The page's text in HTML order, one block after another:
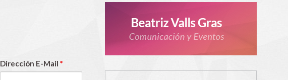
Dirección E-Mail *